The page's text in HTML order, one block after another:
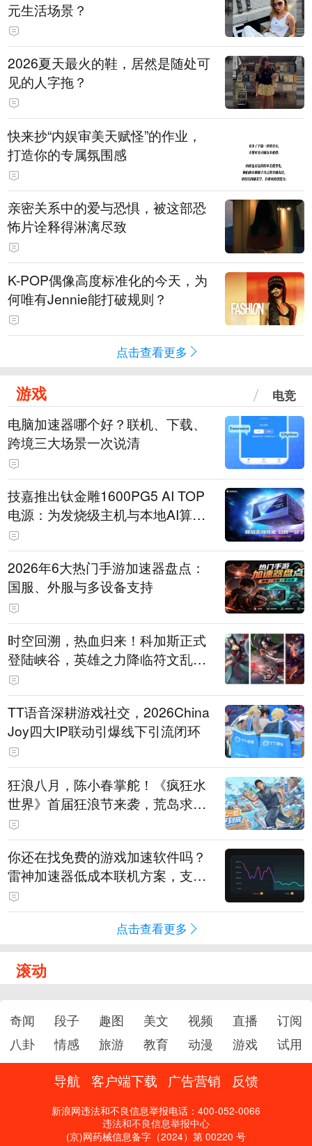
元生活场景？
2026夏天最火的鞋，居然是随处可
见的人字拖？
快来抄“内娱审美天赋怪”的作业，
打造你的专属氛围感
亲密关系中的爱与恐惧，被这部恐
怖片诠释得淋漓尽致
K-POP偶像高度标准化的今天，为
何唯有Jennie能打破规则？
点击查看更多
游戏 电竞
电脑加速器哪个好？联机、下载、
跨境三大场景一次说清
技嘉推出钛金雕1600PG5 AI TOP
电源：为发烧级主机与本地AI算力
打造旗舰供电方案
2026年6大热门手游加速器盘点：
国服、外服与多设备支持
时空回溯，热血归来！科加斯正式
登陆峡谷，英雄之力降临符文乱
斗！
TT语音深耕游戏社交，2026China
Joy四大IP联动引爆线下引流闭环
狂浪八月，陈小春掌舵！《疯狂水
世界》首届狂浪节来袭，荒岛求生
直播即将开启
你还在找免费的游戏加速软件吗？
雷神加速器低成本联机方案，支持
免费试用
点击查看更多
滚动
奇闻 段子 趣图 美文 视频 直播
订阅
八卦
情感 旅游 教育 动漫 游戏 试用
导航 客户端下载 广告营销 反馈
新浪网违法和不良信息举报电话：400-052-0066
违法和不良信息举报中心
(京)网药械信息备字（2024）第 00220 号